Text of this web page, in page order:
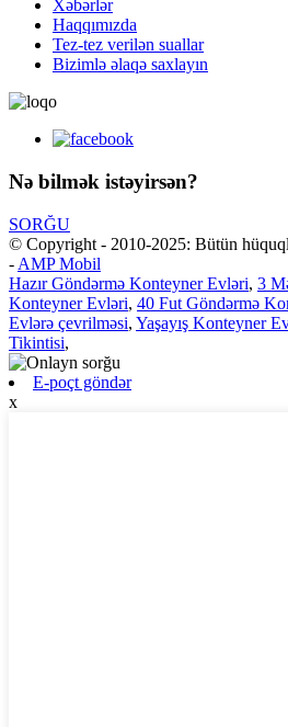
Xəbərlər
Haqqımızda
Tez-tez verilən suallar
Bizimlə əlaqə saxlayın
Nə bilmək istəyirsən?
SORĞU
© Copyright - 2010-2025: Bütün
- AMP Mobil
Hazır Göndərmə Konteyner Evləri, 3
Konteyner Evləri, 40 Fut Göndərmə
Evlərə çevrilməsi, Yaşayış Konteyner
Tikintisi,
E-poçt göndər
x